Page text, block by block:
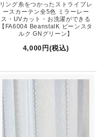
リング糸をつかったストライプレ
ースカーテン全5色 ミラーレー
ス・UVカット・お洗濯ができる
【FA6004 BeanstalK ビーンスタ
ルク GNグリーン】
4,000円(税込)